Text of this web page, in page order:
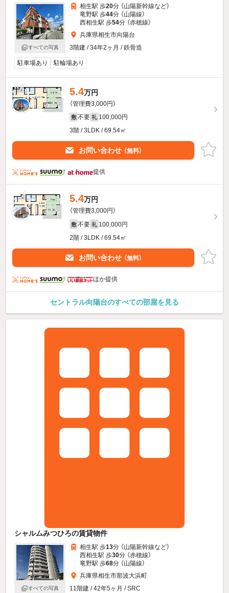
すべての写真
相生駅 歩20分 （山陽新幹線など）
竜野駅 歩44分 （山陽線）
西相生駅 歩54分 （赤穂線）
兵庫県相生市向陽台
3階建 / 34年2ヶ月 / 鉄骨造
駐車場あり 駐輪場あり
5.4万円
（管理費3,000円）
敷 不要 礼 100,000円
3階 / 3LDK / 69.54㎡
お問い合わせ （無料）
提供
5.4万円
（管理費3,000円）
敷 不要 礼 100,000円
2階 / 3LDK / 69.54㎡
お問い合わせ （無料）
ほか提供
セントラル向陽台のすべての部屋を見る
シャルムみつひろの賃貸物件
すべての写真
相生駅 歩13分 （山陽新幹線など）
西相生駅 歩30分 （赤穂線）
竜野駅 歩68分 （山陽線）
兵庫県相生市那波大浜町
11階建 / 42年5ヶ月 / SRC